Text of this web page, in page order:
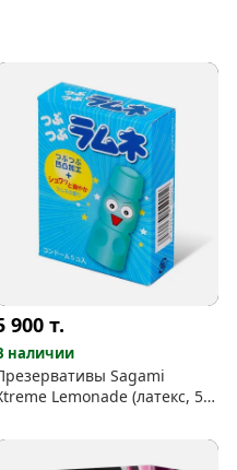
900т.
наличии
Sagami
Lemonade (латекс, 5